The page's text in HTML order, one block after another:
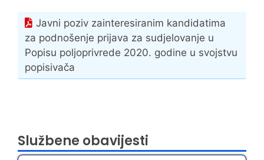
Javni poziv zainteresiranim kandidatima
za podnošenje prijava za sudjelovanje u
Popisu poljoprivrede 2020. godine u svojstvu
popisivača
Službene obavijesti